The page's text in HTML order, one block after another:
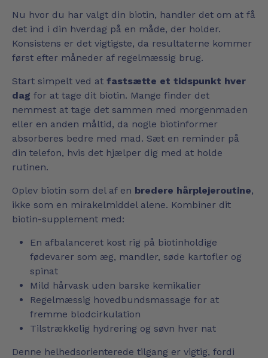
Nu hvor du har valgt din biotin, handler det om at få
det ind i din hverdag på en måde, der holder.
Konsistens er det vigtigste, da resultaterne kommer
først efter måneder af regelmæssig brug.
Start simpelt ved at fastsætte et tidspunkt hver
dag for at tage dit biotin. Mange finder det
nemmest at tage det sammen med morgenmaden
eller en anden måltid, da nogle biotinformer
absorberes bedre med mad. Sæt en reminder på
din telefon, hvis det hjælper dig med at holde
rutinen.
Oplev biotin som del af en bredere hårplejeroutine,
ikke som en mirakelmiddel alene. Kombiner dit
biotin-supplement med:
En afbalanceret kost rig på biotinholdige
fødevarer som æg, mandler, søde kartofler og
spinat
Mild hårvask uden barske kemikalier
Regelmæssig hovedbundsmassage for at
fremme blodcirkulation
Tilstrækkelig hydrering og søvn hver nat
Denne helhedsorienterede tilgang er vigtig, fordi